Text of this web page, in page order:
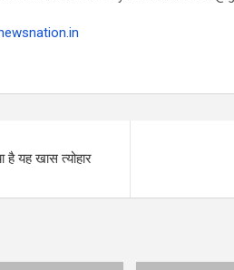
यह खास त्योहार